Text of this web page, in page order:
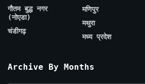
गौतम बुद्ध नगर
(नोएडा)
चंडीगढ़
मणिपुर
मथुरा
मध्य प्रदेश
Archive By Months